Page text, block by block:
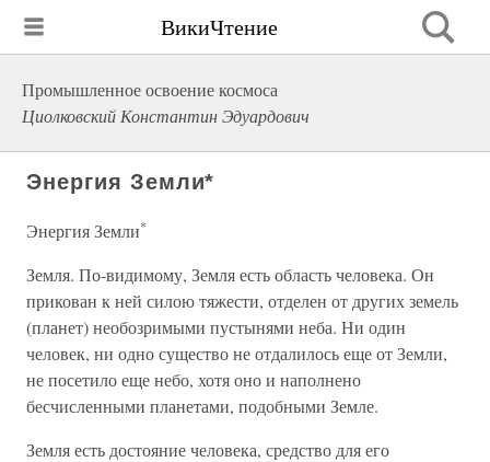
ВикиЧтение
Промышленное освоение космоса
Циолковский Константин Эдуардович
Энергия Земли*
Энергия Земли*
Земля. По-видимому, Земля есть область человека. Он
прикован к ней силою тяжести, отделен от других земель
(планет) необозримыми пустынями неба. Ни один
человек, ни одно существо не отдалилось еще от Земли,
не посетило еще небо, хотя оно и наполнено
бесчисленными планетами, подобными Земле.
Земля есть достояние человека, средство для его